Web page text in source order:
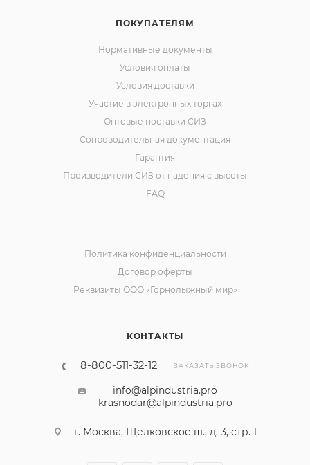
ПОКУПАТЕЛЯМ
Нормативные документы
Условия оплаты
Условия доставки
Участие в электронных торгах
Оптовые поставки СИЗ
Сопроводительная документация
Гарантия
Производители СИЗ от падения с высоты
FAQ
КОНТАКТЫ
8-800-511-32-12 ЗАКАЗАТЬ ЗВОНОК
info@alpindustria.pro
krasnodar@alpindustria.pro
г. Москва, Щелковское ш., д. 3, стр. 1
Политика конфиденциальности
Договор оферты
Реквизиты ООО «Горнолыжный мир»